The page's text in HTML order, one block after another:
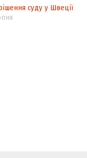
суду у Швеції